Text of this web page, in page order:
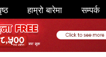
हाम्रो बारेमा सम्पर्क